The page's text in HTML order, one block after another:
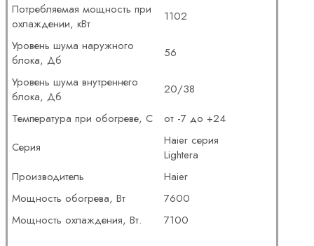
Потребляемая мощность при
охлаждении, кВт
1102
Уровень шума наружного
блока, Дб
56
Уровень шума внутреннего
блока, Дб
20/38
Температура при обогреве, С
от -7 до +24
Серия
Haier серия
Lightera
Производитель
Haier
Мощность обогрева, Вт
7600
Мощность охлаждения, Вт.
7100